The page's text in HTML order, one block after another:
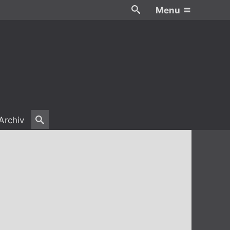
Menu